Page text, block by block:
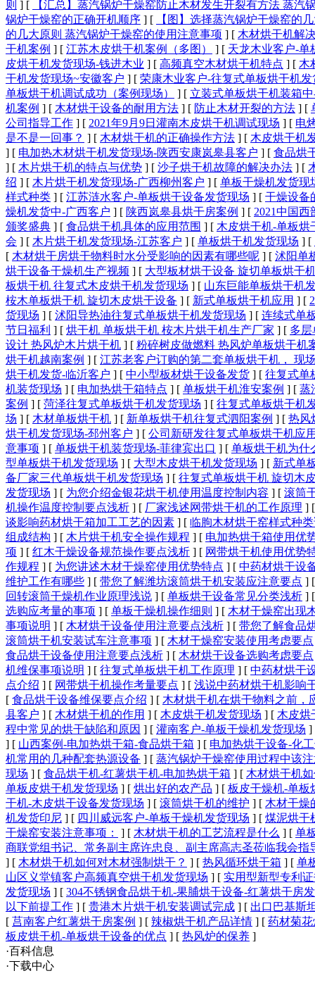
则 ] [
【汇总】蒸汽锅炉干燥窑防止木材发生开裂有方法 蒸汽
锅炉干燥窑的正确开机顺序 ] [
【图】选择蒸汽锅炉干燥窑的
的几大原则 蒸汽锅炉干燥窑的使用注意事项 ] [ 木材烘干机解
干机案例 ] [ 江苏木皮烘干机案例（多图） ] [ 天龙木业客户-单
皮烘干机发货现场-钱进木业 ] [ 高频真空木材烘干机特点 ] [ 木
干机发货现场~安徽客户 ] [ 荣康木业客户-往复式单板烘干机发
单板烘干机调试成功（案例现场）
] [ 立装式单板烘干机装箱
机案例 ] [ 木材烘干设备的耐用方法 ] [ 防止木材开裂的方法 ] [
公司指导工作 ] [ ​2021年9月9日灌南木皮烘干机调试现场 ] [ 电
是不是一回事？ ] [ 木材烘干机的正确操作方法 ] [ 木皮烘干机
] [ 电加热木材烘干机发货现场-陕西安康岚皋县客户 ] [ 食品烘
] [ 木片烘干机的特点与优势 ] [ 沙子烘干机故障的解决办法 ] [
绍 ] [ 木片烘干机发货现场-广西柳州客户 ] [ 单板干燥机发货现
样式种类 ] [ 江苏涟水客户-单板烘干设备发货现场 ] [ 干燥设备
燥机发货中-广西客户 ] [ 陕西岚皋县烘干房案例 ] [ 2021中国
颁奖盛典 ] [ 食品烘干机具体的应用范围 ] [ 木皮烘干机-单板烘
会 ] [ 木片烘干机发货现场-江苏客户 ] [ 单板烘干机发货现场 ] [
[ 木材烘干房烘干物料时水分受影响的因素有哪些呢 ] [ 沭阳单
烘干设备干燥机生产视频 ] [ 大型板材烘干设备 旋切单板烘干
板烘干机 往复式木皮烘干机发货现场 ] [ 山东巨能单板烘干机
桉木单板烘干机 旋切木皮烘干设备 ] [ 新式单板烘干机应用 ] [
货现场 ] [ 沭阳导热油往复式单板烘干机发货现场 ] [ 连续式单
节日福利 ] [ 烘干机 单板烘干机 桉木片烘干机生产厂家 ] [ 多
设计 热风炉木片烘干机 ] [ 粉碎树皮做燃料 热风炉单板烘干机
烘干机越南案例 ] [ 江苏老客户订购的第二套单板烘干机， 现
烘干机发货-临沂客户 ] [ 中小型板材烘干设备发货 ] [ 往复式单
机装货现场 ] [ 电加热烘干箱特点 ] [ 单板烘干机淮安案例 ] [ 蒸
案例 ] [ 菏泽往复式单板烘干机发货现场 ] [ 往复式单板烘干机
场 ] [ 木材单板烘干机 ] [ 新单板烘干机往复式泗阳案例 ] [ 热风
烘干机发货现场-邳州客户 ] [ 公司新研发往复式单板烘干机应
意事项 ] [ 单板烘干机装货现场-菲律宾出口 ] [ 单板烘干机为什
型单板烘干机发货现场 ] [ 大型木皮烘干机发货现场 ] [ 新式单
备厂家三代单板烘干机发货现场 ] [ 往复式单板烘干机 旋切木
发货现场 ] [ 为您介绍金银花烘干机使用温度控制内容 ] [ 滚筒
机操作温度控制要点浅析 ] [ 厂家浅述网带烘干机的工作原理 ]
谈影响药材烘干箱加工工艺的因素 ] [ 临朐木材烘干窑样式种
组成结构 ] [ 木片烘干机安全操作规程 ] [ 电加热烘干箱使用优
项 ] [ 红木干燥设备规范操作要点浅析 ] [ 网带烘干机使用优势
作规程 ] [ 为您讲述木材干燥窑使用优势特点 ] [ 中药材烘干设
维护工作有哪些 ] [ 带您了解潍坊滚筒烘干机安装应注意要点 ]
回转滚筒干燥机作业原理浅说 ] [ 单板烘干设备常见分类浅析 ]
选购应考量的事项 ] [ 单板干燥机操作细则 ] [ 木材干燥窑出现
事项说明 ] [ 木材烘干设备使用注意要点浅析 ] [ 带您了解食品
滚筒烘干机安装试车注意事项 ] [ 木材干燥窑安装使用考虑要点
食品烘干设备使用注意要点浅析 ] [ 木材烘干设备选购考虑要点
机维保事项说明 ] [ 往复式单板烘干机工作原理 ] [ 中药材烘干
点介绍 ] [ 网带烘干机操作考量要点 ] [ 浅说中药材烘干机影响
[ 食品烘干设备维保要点介绍 ] [ 木材烘干机在烘干物料之前，
县客户 ] [ 木材烘干机的作用 ] [ 木皮烘干机发货现场 ] [ 木皮烘
程中常见的烘干缺陷和原因 ] [ 灌南客户-单板干燥机发货现场 ]
] [ 山西案例-电加热烘干箱-食品烘干箱 ] [ 电加热烘干设备-化
机常用的几种配套热源设备 ] [ 蒸汽锅炉干燥窑使用过程中该
现场 ] [ 食品烘干机-红薯烘干机-电加热烘干箱 ] [ 木材烘干机
单板皮烘干机发货现场 ] [ 烘出好的农产品 ] [ 板皮干燥机-单板
干机-木皮烘干设备发货现场 ] [ 滚筒烘干机的维护 ] [ 木材干燥
机发货印尼 ] [ 四川威远客户-单板干燥机发货现场 ] [ 煤泥烘干
干燥窑安装注意事项：
] [ 木材烘干机的工艺流程是什么 ] [ 单
商联党组书记、常务副主席许忠良、副主席高志圣莅临我会指
] [ 木材烘干机如何对木材强制烘干？ ] [ 热风循环烘干箱 ] [ 单
山区义堂镇客户高频真空烘干机发货现场 ] [ 实用型新型专利
发货现场 ] [ 304不锈钢食品烘干机-果脯烘干设备-红薯烘干房
以下前提工作 ] [ 贵港木片烘干机安装调试完成 ] [ 出口巴基斯
[ 莒南客户红薯烘干房案例 ] [ 辣椒烘干机产品详情 ] [ 药材菊
板皮烘干机-单板烘干设备的优点 ] [ 热风炉的保养 ]
·百科信息
·下载中心